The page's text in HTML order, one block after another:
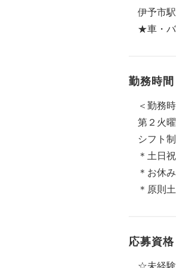
伊予市
★車・バ
勤務時間
＜勤務
第２火
シフト制
＊土日
＊お休
＊原則
応募資格